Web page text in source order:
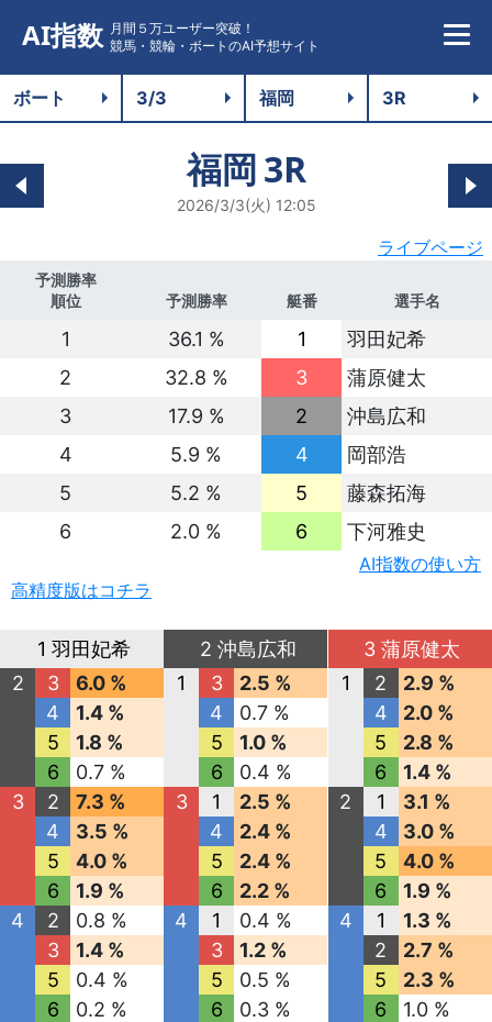
AI指数 月間５万ユーザー突破！
競馬・競輪・ボートのAI予想サイト
福岡3R
2026/3/3(火) 12:05
ライブページ
予測勝率
順位
予測勝率 艇番 選手名
1 36.1 % 1
羽田妃希
2
32.8 % 3
蒲原健太
3
17.9 % 2
沖島広和
4
5.9 % 4
岡部浩
5
5.2 % 5
藤森拓海
6
2.0 % 6 下河雅史
AI指数の使い方
高精度版はコチラ
1 羽田妃希
2
3
6.0 %
4
1.4 %
5
1.8 %
6
0.7 %
3
2
7.3 %
4
3.5 %
5
4.0 %
6
1.9 %
4
2
0.8 %
3
1.4 %
5
0.4 %
6
0.2 %
2 沖島広和
1
3
2.5 %
4
0.7 %
5
1.0 %
6
0.4 %
3
1
2.5 %
4
2.4 %
5
2.4 %
6
2.2 %
4
1
0.4 %
3
1.2 %
5
0.5 %
6
0.3 %
3 蒲原健太
1
2
2.9 %
4
2.0 %
5
2.8 %
6
1.4 %
2
1
3.1 %
4
3.0 %
5
4.0 %
6
1.9 %
4
1
1.3 %
2
2.7 %
5
2.3 %
6
1.0 %